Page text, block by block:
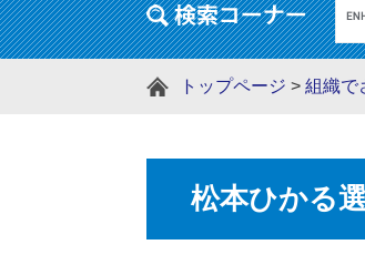
トップページ > 組織で
松本ひかる